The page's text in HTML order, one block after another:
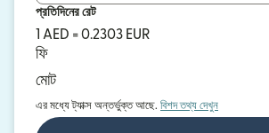
প্রতিদিনের রেট
1 AED = 0.2303 EUR
ফি
মোট
এর মধ্যে ট্যাক্স অন্তর্ভুক্ত আছে. বিশদ তথ্য দেখুন